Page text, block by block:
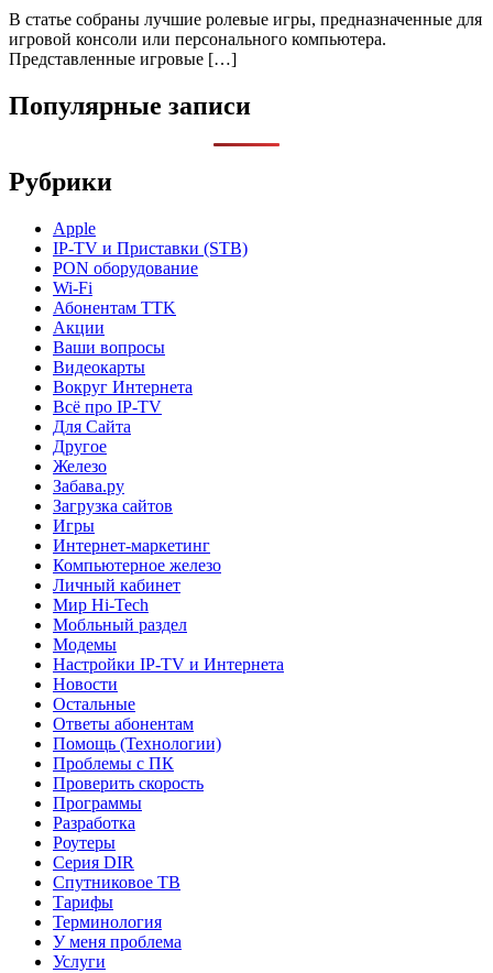
В статье собраны лучшие ролевые игры, предназначенные для
игровой консоли или персонального компьютера.
Представленные игровые […]
Популярные записи
Рубрики
Apple
IP-TV и Приставки (STB)
PON оборудование
Wi-Fi
Абонентам TTK
Акции
Ваши вопросы
Видеокарты
Вокруг Интернета
Всё про IP-TV
Для Сайта
Другое
Железо
Забава.ру
Загрузка сайтов
Игры
Интернет-маркетинг
Компьютерное железо
Личный кабинет
Мир Hi-Tech
Мобльный раздел
Модемы
Настройки IP-TV и Интернета
Новости
Остальные
Ответы абонентам
Помощь (Технологии)
Проблемы с ПК
Проверить скорость
Программы
Разработка
Роутеры
Серия DIR
Спутниковое ТВ
Тарифы
Терминология
У меня проблема
Услуги